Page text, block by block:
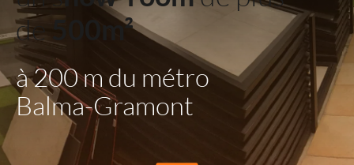
de 500m²
à 200 m du métro
Balma-Gramont